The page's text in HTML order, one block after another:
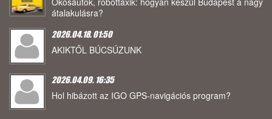
átalakulásra?
2026.04.18. 01:50
AKIKTŐL BÚCSÚZUNK
2026.04.09. 16:35
Hol hibázott az IGO GPS-navigációs program?